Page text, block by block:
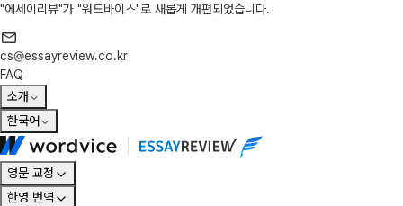
"에세이리뷰"가 "워드바이스"로 새롭게 개편되었습니다.
cs@essayreview.co.kr
FAQ
소개
한국어
영문 교정
한영 번역